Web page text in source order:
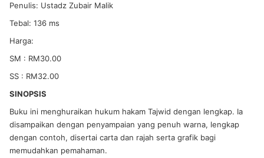
Penulis: Ustadz Zubair Malik
Tebal: 136 ms
Harga:
SM : RM30.00
SS : RM32.00
SINOPSIS
Buku ini menghuraikan hukum hakam Tajwid dengan lengkap. Ia
disampaikan dengan penyampaian yang penuh warna, lengkap
dengan contoh, disertai carta dan rajah serta grafik bagi
memudahkan pemahaman.